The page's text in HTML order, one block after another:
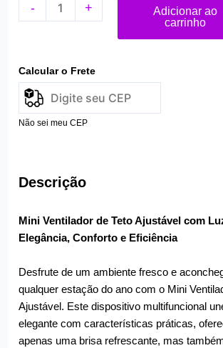
- +
Adicionar ao
carrinho
Calcular o Frete
Não sei meu CEP
Descrição
Mini Ventilador de Teto Ajustável com
Elegância, Conforto e Eficiência
Desfrute de um ambiente fresco e
qualquer estação do ano com o Mini
Ajustável. Este dispositivo multifuncional
elegante com características práticas,
apenas uma brisa refrescante, mas